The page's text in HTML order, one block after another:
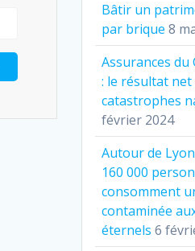
Bâtir un
par brique 8
Assurances
: le résultat
catastrophes
février 2024
Autour de
160 000
consomment
contaminée
éternels 6